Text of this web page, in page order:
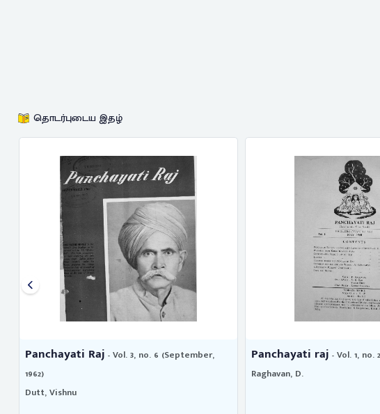
தொடர்புடைய இதழ்
Panchayati Raj - Vol. 3, no. 6 (September,
1962)
Dutt, Vishnu
Panchayati raj - Vol. 1, no.
Raghavan, D.